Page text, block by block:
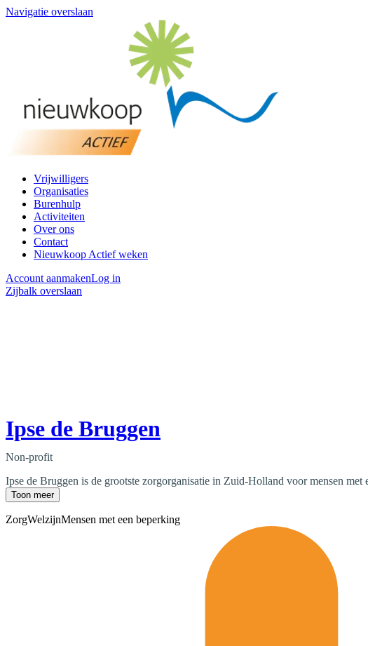
Navigatie overslaan
Vrijwilligers
Organisaties
Burenhulp
Activiteiten
Over ons
Contact
Nieuwkoop Actief weken
Account aanmakenLog in
Zijbalk overslaan
Ipse de Bruggen
Non-profit
Ipse de Bruggen is de grootste zorgorganisatie in Zuid-Holland voor mensen
Toon meer
ZorgWelzijnMensen met een beperking